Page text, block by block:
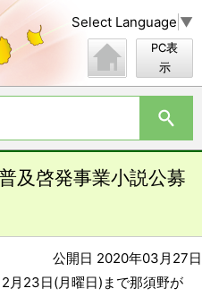
Select Language ▼
PC表
示
及啓発事業小説公募
公開日 2020年03月27日
月23日(月曜日)まで那須野が